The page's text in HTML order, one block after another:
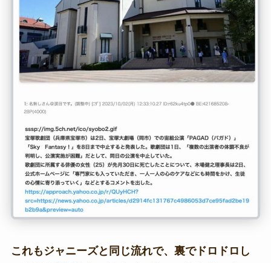
これもジャニーズと同じ流れで、裏でドロドロし